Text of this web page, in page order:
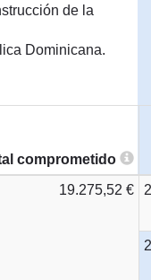
de la
Dominicana.
comprometido
19.275,52 €